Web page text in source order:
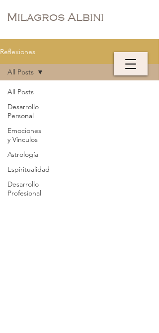
Milagros Albini
Reflexiones
All Posts
Desarrollo
Personal
Emociones
y Vínculos
Astrología
Espiritualidad
Desarrollo
Profesional
All Posts